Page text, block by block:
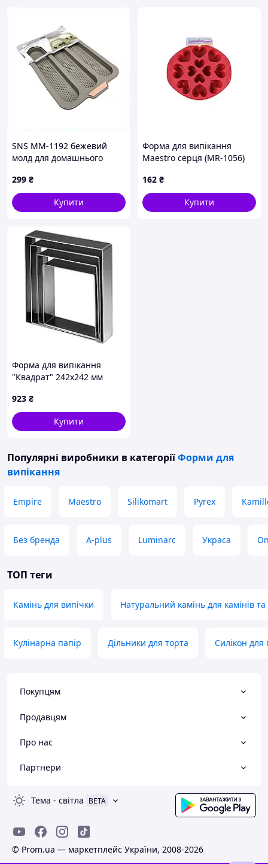
SNS MM-1192 бежевий
молд для домашнього
299 ₴
Купити
Форма для випікання
Maestro серця (MR-1056)
162 ₴
Купити
Форма для випікання
"Квадрат" 242х242 мм
923 ₴
Купити
Популярні виробники в категоріїФорми для
випікання
Empire Maestro Silikomart Pyrex
Без бренда A-plus Luminarc Украса
ТОП теги
Камінь для випічки Натуральний камінь для камінів
Кулінарна папір Дільники для торта Силікон
Покупцям
Продавцям
Про нас
Партнери
Тема - світла BETA
© Prom.ua — маркетплейс України, 2008-2026